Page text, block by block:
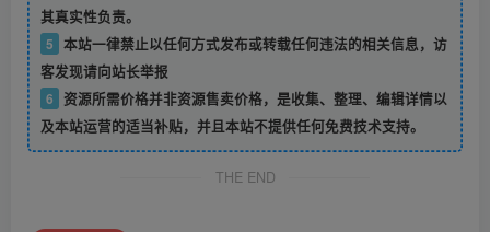
其真实性负责。
5 本站一律禁止以任何方式发布或转载任何违法的相关信息，访
客发现请向站长举报
6
资源所需价格并非资源售卖价格，是收集、整理、编辑详情以
及本站运营的适当补贴，并且本站不提供任何免费技术支持。
THE END